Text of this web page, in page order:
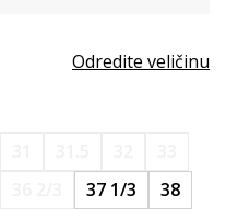
Odredite veličinu
37 1/3
38